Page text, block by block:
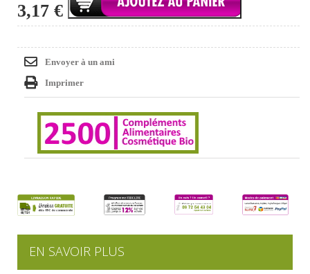
3,17 €
Envoyer à un ami
Imprimer
EN SAVOIR PLUS